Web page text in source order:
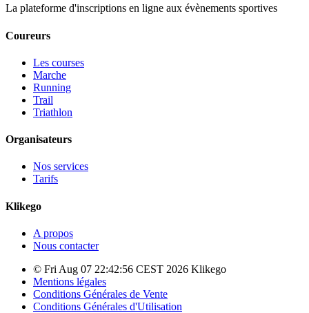
La plateforme d'inscriptions en ligne aux évènements sportives
Coureurs
Les courses
Marche
Running
Trail
Triathlon
Organisateurs
Nos services
Tarifs
Klikego
A propos
Nous contacter
© Fri Aug 07 22:42:56 CEST 2026 Klikego
Mentions légales
Conditions Générales de Vente
Conditions Générales d'Utilisation